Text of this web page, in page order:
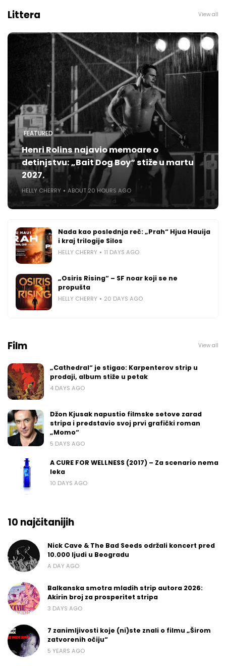
Littera View all
FEATURED
Henri Rolins najavio memoare o
detinjstvu: „Bait Dog Boy“ stiže u martu
2027.
HELLY CHERRY ABOUT 20 HOURS AGO
Nada kao poslednja reč: „Prah“ Hjua Hauija
i kraj trilogije Silos
HELLY CHERRY 11 DAYS AGO
„Osiris Rising“ – SF noar koji se ne
propušta
HELLY CHERRY 20 DAYS AGO
Film View all
„Cathedral“ je stigao: Karpenterov strip u
prodaji, album stiže u petak
4 DAYS AGO
Džon Kjusak napustio filmske setove zarad
stripa i predstavio svoj prvi grafički roman
„Momo“
5 DAYS AGO
A CURE FOR WELLNESS (2017) – Za scenario nema
leka
10 DAYS AGO
10 najčitanijih
Nick Cave & The Bad Seeds održali koncert pred
10.000 ljudi u Beogradu
A DAY AGO
Balkanska smotra mladih strip autora 2026:
Akirin broj za prosperitet stripa
3 DAYS AGO
7 zanimljivosti koje (ni)ste znali o filmu „Širom
zatvorenih očiju“
5 YEARS AGO